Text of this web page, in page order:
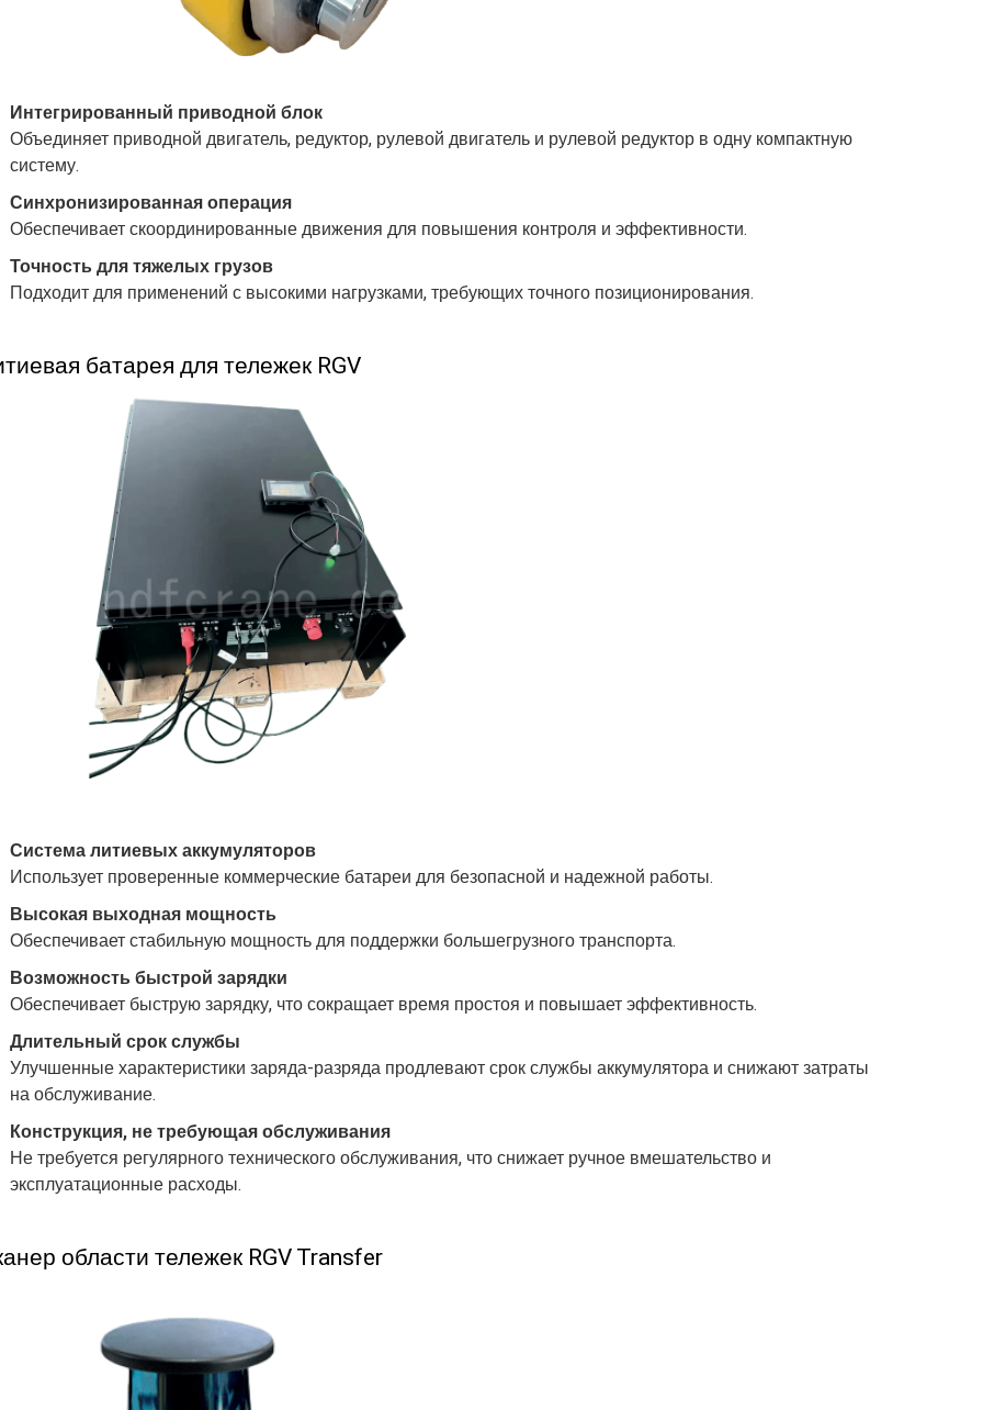
Интегрированный приводной блок
Объединяет приводной двигатель, редуктор, рулевой двигатель и рулевой редуктор в одну компактную
систему.
Синхронизированная операция
Обеспечивает скоординированные движения для повышения контроля и эффективности.
Точность для тяжелых грузов
Подходит для применений с высокими нагрузками, требующих точного позиционирования.
батарея для тележек RGV
Система литиевых аккумуляторов
Использует проверенные коммерческие батареи для безопасной и надежной работы.
Высокая выходная мощность
Обеспечивает стабильную мощность для поддержки большегрузного транспорта.
Возможность быстрой зарядки
Обеспечивает быструю зарядку, что сокращает время простоя и повышает эффективность.
Длительный срок службы
Улучшенные характеристики заряда-разряда продлевают срок службы аккумулятора и снижают затраты
на обслуживание.
Конструкция, не требующая обслуживания
Не требуется регулярного технического обслуживания, что снижает ручное вмешательство и
эксплуатационные расходы.
области тележек RGV Transfer